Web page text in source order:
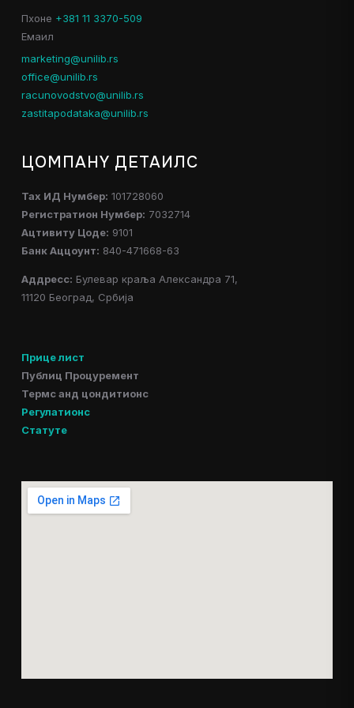
Пхоне +381 11 3370-509
Емаил
marketing@unilib.rs
office@unilib.rs
racunovodstvo@unilib.rs
zastitapodataka@unilib.rs
ЦОМПАНY ДЕТАИЛС
Таx ИД Нумбер: 101728060
Регистратион Нумбер: 7032714
Ацтивитy Цоде: 9101
Банк Аццоунт: 840-471668-63
Аддресс: Булевар краља Александра 71,
11120 Београд, Србија
Прице лист
Публиц Процуремент
Термс анд цондитионс
Регулатионс
Статуте